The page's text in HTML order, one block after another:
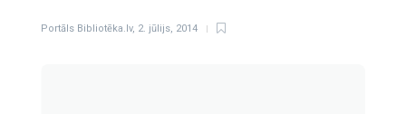
Portāls Bibliotēka.lv, 2. jūlijs, 2014